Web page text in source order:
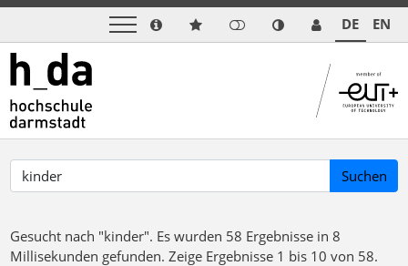
DE EN
Suchen
Gesucht nach "kinder". Es wurden 58 Ergebnisse in 8
Millisekunden gefunden.Zeige Ergebnisse 1 bis 10 von 58.